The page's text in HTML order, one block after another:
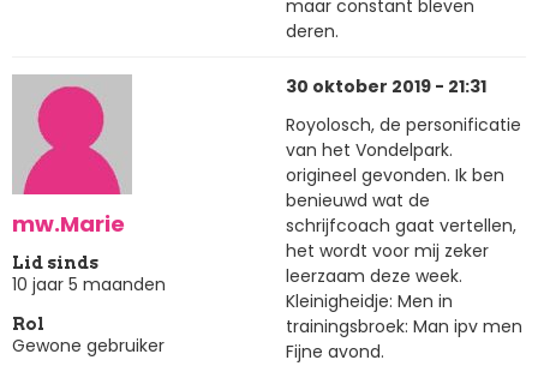
maar constant bleven
deren.
mw.Marie
Lid sinds
10 jaar 5 maanden
Rol
Gewone gebruiker
30 oktober 2019 - 21:31
Royolosch, de personificatie
van het Vondelpark.
origineel gevonden. Ik ben
benieuwd wat de
schrijfcoach gaat vertellen,
het wordt voor mij zeker
leerzaam deze week.
Kleinigheidje: Men in
trainingsbroek: Man ipv men
Fijne avond.